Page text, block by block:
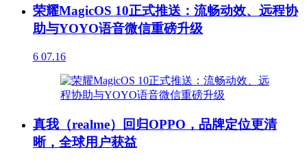
荣耀MagicOS 10正式推送：流畅动效、远程协
助与YOYO语音微信重磅升级
6 07.16
真我（realme）回归OPPO，品牌定位更清
晰，全球用户获益